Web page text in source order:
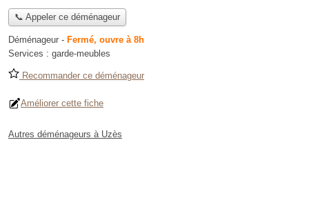
📞 Appeler ce déménageur
Déménageur - Fermé, ouvre à 8h
Services : garde-meubles
Recommander ce déménageur
Améliorer cette fiche
Autres déménageurs à Uzès